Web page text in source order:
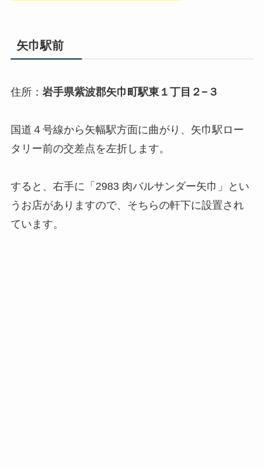
矢巾駅前
住所： 岩手県紫波郡矢巾町駅東１丁目２−３
国道４号線から矢幅駅方面に曲がり、矢巾駅ロー
タリー前の交差点を左折します。
すると、右手に「2983 肉バルサンダー矢巾」とい
うお店がありますので、そちらの軒下に設置され
ています。